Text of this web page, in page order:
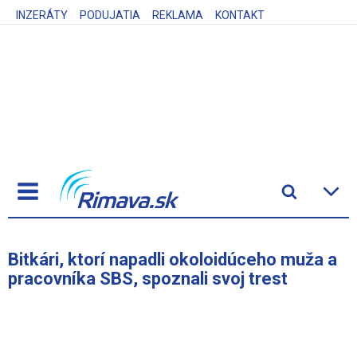
INZERÁTY PODUJATIA REKLAMA KONTAKT
Bitkári, ktorí napadli okoloidúceho muža a
pracovníka SBS, spoznali svoj trest